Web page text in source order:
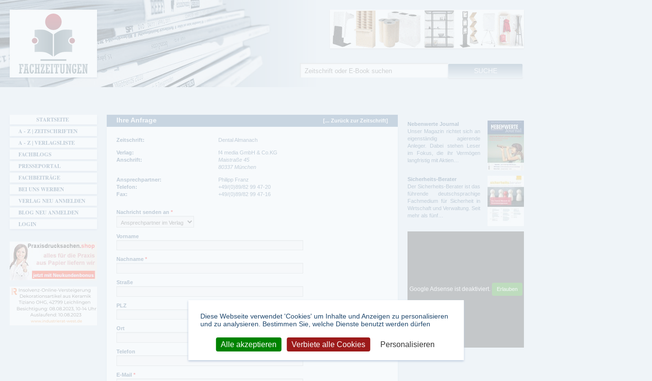
Fachzeitungen.de - Das unabhängige Portal
für Fachmagazine Fachpublikationen &
eBooks
Ihre Anfrage [... Zurück zur Zeitschrift]
Zeitschrift: Dental Almanach
Verlag:
f4 media GmbH & Co.KG
Anschrift:
Maistraße 45
80337 München
Ansprechpartner:
Philipp Franz
Telefon:
+49/(0)89/82 99 47-20
Fax:
+49/(0)89/82 99 47-16
Nachricht senden an *
Vorname
Nachname *
Straße
PLZ
Ort
Telefon
E-Mail *
STARTSEITE
A - Z | ZEITSCHRIFTEN
A - Z | VERLAGSLISTE
FACHBLOGS
PRESSEPORTAL
FACHBEITRÄGE
BEI UNS WERBEN
VERLAG NEU ANMELDEN
BLOG NEU ANMELDEN
LOGIN
Nebenwerte Journal
Unser Magazin richtet sich an
eigenständig agierende
Anleger. Dabei stehen Leser
im Fokus, die ihr Vermögen
langfristig mit Aktien…
Sicherheits-Berater
Der Sicherheits-Berater ist das
führende deutschsprachige
Fachmedium für Sicherheit in
Wirtschaft und Verwaltung. Seit
mehr als fünf…
Google Adsense ist deaktiviert. Erlauben
Suchformular
Diese Webseite verwendet 'Cookies' um Inhalte und Anzeigen zu personalisieren
und zu analysieren. Bestimmen Sie, welche Dienste benutzt werden dürfen
Alle akzeptieren Verbiete alle Cookies Personalisieren